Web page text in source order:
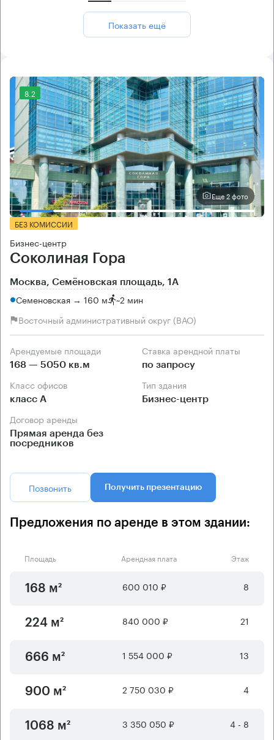
Показать ещё
8.2
Еще 2 фото
БЕЗ КОМИССИИ
Бизнес-центр
Соколиная Гора
Москва, Семёновская площадь, 1А
Семеновская → 160 м ~2 мин
Восточный административный округ (ВАО)
Арендуемые площади
168 — 5050 кв.м
Ставка арендной платы
по запросу
Класс офисов
класс А
Тип здания
Бизнес-центр
Договор аренды
Прямая аренда без
посредников
Позвонить Получить презентацию
Предложения по аренде в этом здании:
Площадь Арендная плата Этаж
168 м² 600 010 ₽ 8
224 м² 840 000 ₽ 21
666 м² 1 554 000 ₽ 13
900 м² 2 750 030 ₽ 4
1068 м² 3 350 050 ₽ 4 - 8